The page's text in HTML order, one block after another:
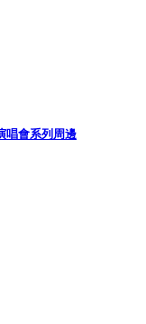
唱會系列周邊